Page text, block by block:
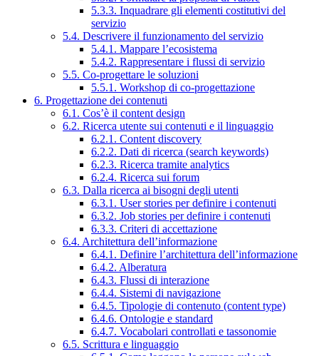
5.3.3. Inquadrare gli elementi costitutivi del
servizio
5.4. Descrivere il funzionamento del servizio
5.4.1. Mappare l’ecosistema
5.4.2. Rappresentare i flussi di servizio
5.5. Co-progettare le soluzioni
5.5.1. Workshop di co-progettazione
6. Progettazione dei contenuti
6.1. Cos’è il content design
6.2. Ricerca utente sui contenuti e il linguaggio
6.2.1. Content discovery
6.2.2. Dati di ricerca (search keywords)
6.2.3. Ricerca tramite analytics
6.2.4. Ricerca sui forum
6.3. Dalla ricerca ai bisogni degli utenti
6.3.1. User stories per definire i contenuti
6.3.2. Job stories per definire i contenuti
6.3.3. Criteri di accettazione
6.4. Architettura dell’informazione
6.4.1. Definire l’architettura dell’informazione
6.4.2. Alberatura
6.4.3. Flussi di interazione
6.4.4. Sistemi di navigazione
6.4.5. Tipologie di contenuto (content type)
6.4.6. Ontologie e standard
6.4.7. Vocabolari controllati e tassonomie
6.5. Scrittura e linguaggio